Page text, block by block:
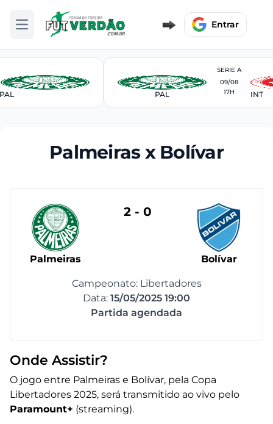
Abrir menu Entrar
PAL
SERIE A
PAL
09/08
17H
INT
Palmeiras x Bolívar
Palmeiras
2 - 0
Bolívar
Campeonato: Libertadores
Data: 15/05/2025 19:00
Partida agendada
Onde Assistir?
O jogo entre Palmeiras e Bolívar, pela Copa
Libertadores 2025, será transmitido ao vivo pelo
Paramount+ (streaming).